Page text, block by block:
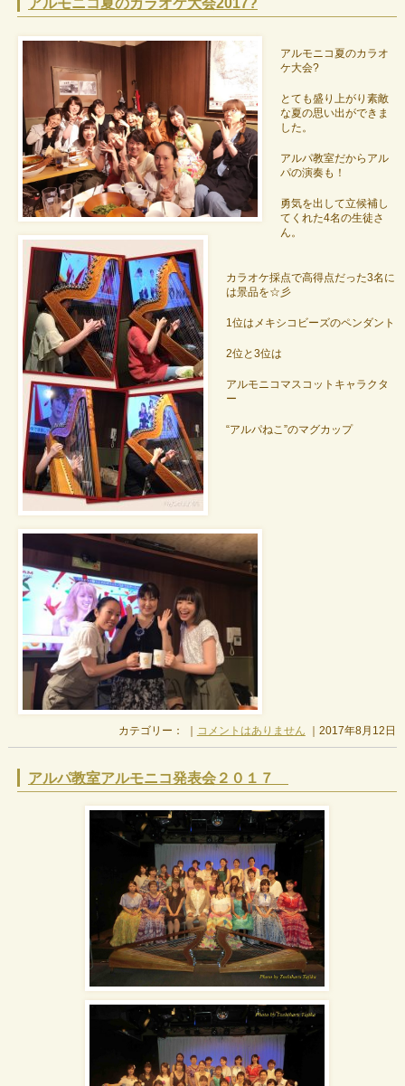
アルモニコ夏のカラオケ大会2017?
アルモニコ夏のカラオ
ケ大会?
とても盛り上がり素敵
な夏の思い出ができま
した。
アルパ教室だからアル
パの演奏も！
勇気を出して立候補し
てくれた4名の生徒さ
ん。
カラオケ採点で高得点だった3名に
は景品を☆彡
1位はメキシコビーズのペンダント
2位と3位は
アルモニコマスコットキャラクタ
ー
“アルパねこ”のマグカップ
カテゴリー： ｜ コメントはありません ｜2017年8月12日
アルパ教室アルモニコ発表会２０１７